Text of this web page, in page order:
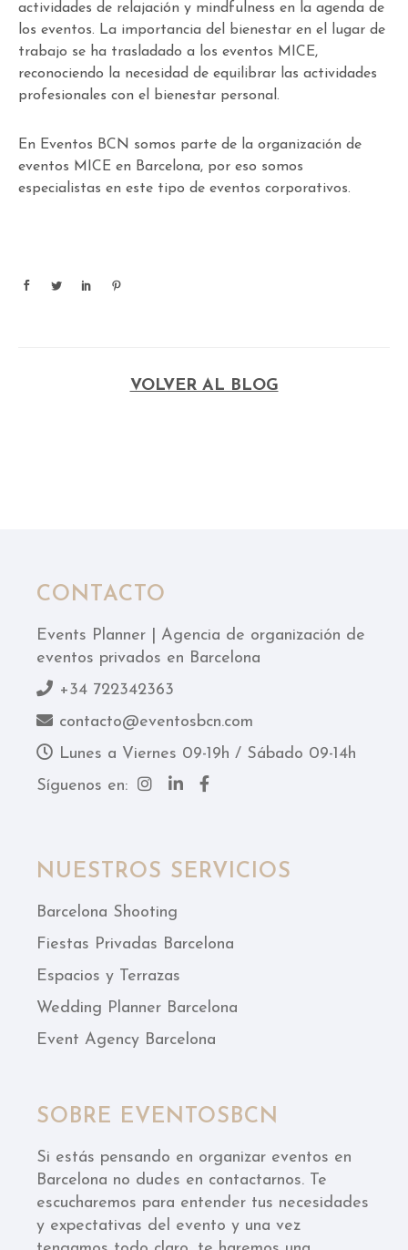
actividades de relajación y mindfulness en la agenda de
los eventos. La importancia del bienestar en el lugar de
trabajo se ha trasladado a los eventos MICE,
reconociendo la necesidad de equilibrar las actividades
profesionales con el bienestar personal.
En Eventos BCN somos parte de la organización de
eventos MICE en Barcelona, por eso somos
especialistas en este tipo de eventos corporativos.
VOLVER AL BLOG
CONTACTO
Events Planner | Agencia de organización de
eventos privados en Barcelona
+34 722342363
contacto@eventosbcn.com
Lunes a Viernes 09-19h / Sábado 09-14h
Síguenos en:
NUESTROS SERVICIOS
Barcelona Shooting
Fiestas Privadas Barcelona
Espacios y Terrazas
Wedding Planner Barcelona
Event Agency Barcelona
SOBRE EVENTOSBCN
Si estás pensando en organizar eventos en
Barcelona no dudes en contactarnos. Te
escucharemos para entender tus necesidades
y expectativas del evento y una vez